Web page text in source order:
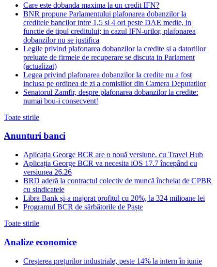
Care este dobanda maxima la un credit IFN?
BNR propune Parlamentului plafonarea dobanzilor la
creditele bancilor intre 1,5 si 4 ori peste DAE medie, in
functie de tipul creditului; in cazul IFN-urilor, plafonarea
dobanzilor nu se justifica
Legile privind plafonarea dobanzilor la credite si a datoriilor
preluate de firmele de recuperare se discuta in Parlament
(actualizat)
Legea privind plafonarea dobanzilor la credite nu a fost
inclusa pe ordinea de zi a comisiilor din Camera Deputatilor
Senatorul Zamfir, despre plafonarea dobanzilor la credite:
numai bou-i consecvent!
Toate stirile
Anunturi banci
Aplicația George BCR are o nouă versiune, cu Travel Hub
Aplicația George BCR va necesita iOS 17.7 începând cu
versiunea 26.26
BRD aderă la contractul colectiv de muncă încheiat de CPBR
cu sindicatele
Libra Bank și-a majorat profitul cu 20%, la 324 milioane lei
Programul BCR de sărbătorile de Paște
Toate stirile
Analize economice
Creșterea prețurilor industriale, peste 14% la intern în iunie